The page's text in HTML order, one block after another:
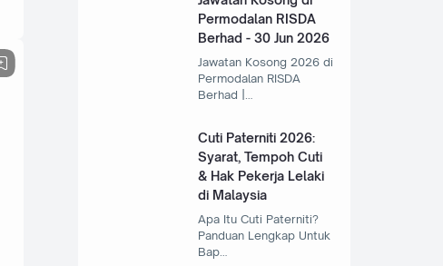
Permodalan RISDA
Berhad - 30 Jun 2026
Jawatan Kosong 2026 di
Permodalan RISDA
Cuti Paterniti 2026:
Syarat, Tempoh Cuti
& Hak Pekerja Lelaki
di Malaysia
Apa Itu Cuti Paterniti?
Panduan Lengkap Untuk
Bap…